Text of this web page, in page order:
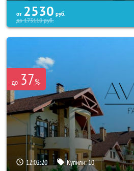
от 2530 руб.
до173110руб.
до 37%
12:02:19 Купили:10